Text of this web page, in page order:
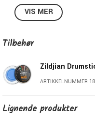
har även blivit en favorit
bland mängder av
Specifikationer
Längd:406,4mm
Material: Hickory
Material Druva:
Taper:Medium
VIS MER
Tilbehør
Zildjian
ARTIKKELNUMMER
Lignende produkter